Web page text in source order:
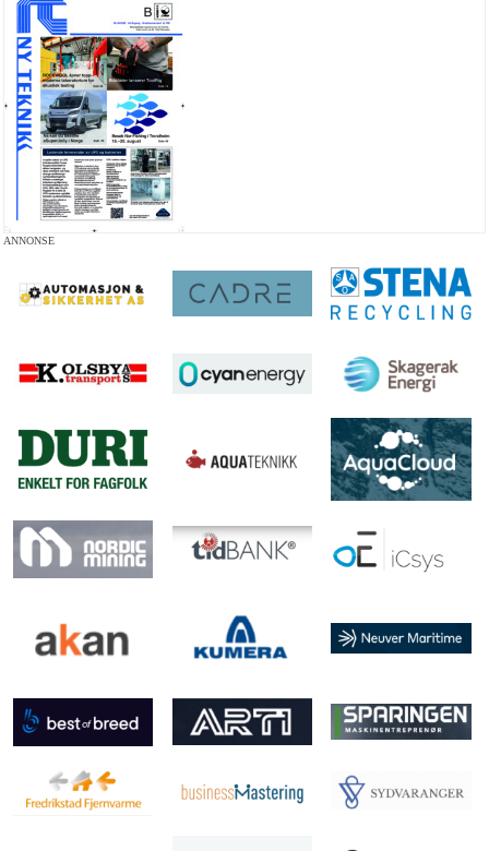
ANNONSE